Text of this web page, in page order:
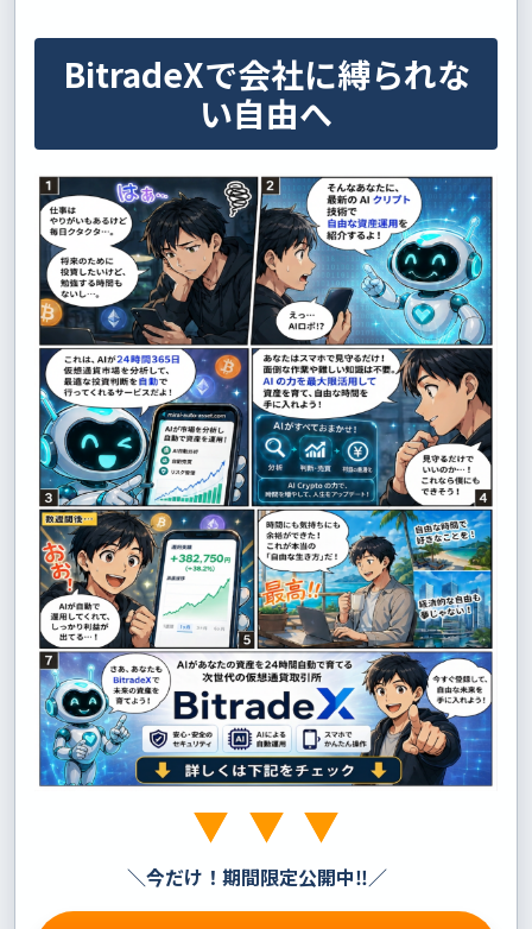
BitradeXで会社に縛られな
い自由へ
＼今だけ！期間限定公開中‼／